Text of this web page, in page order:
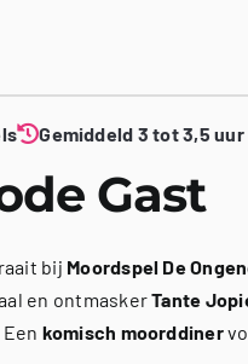
Gemiddeld 3 tot 3,5 uur
Gast
bij Moordspel De
en ontmaskerTante
komisch moorddiner